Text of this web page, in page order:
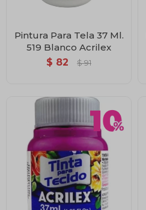
Pintura Para Tela 37 Ml.
519 Blanco Acrilex
$ 82 $ 91